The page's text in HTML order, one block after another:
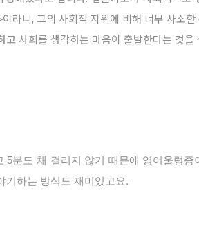
라니, 그의 사회적 지위에 비해 너무 사소
사회를 생각하는 마음이 출발한다는 것
분도 채 걸리지 않기 때문에 영어울렁
기하는 방식도 재미있고요.